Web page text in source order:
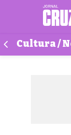
Cultura /